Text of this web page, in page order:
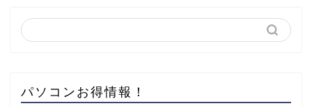
パソコンお得情報！